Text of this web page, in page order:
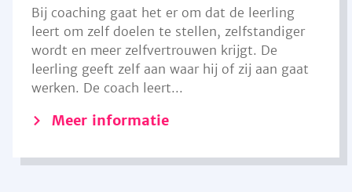
Bij coaching gaat het er om dat de leerling
leert om zelf doelen te stellen, zelfstandiger
wordt en meer zelfvertrouwen krijgt. De
leerling geeft zelf aan waar hij of zij aan gaat
werken. De coach leert...
Meer informatie